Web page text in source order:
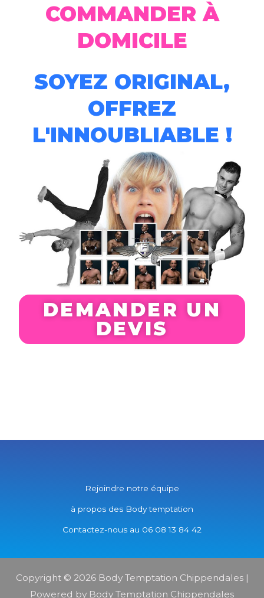
COMMANDER À
DOMICILE
SOYEZ ORIGINAL,
OFFREZ
L'INNOUBLIABLE !
DEMANDER UN
DEVIS
Rejoindre notre équipe
à propos des Body temptation
Contactez-nous au 06 08 13 84 42
Copyright © 2026 Body Temptation Chippendales |
Powered by Body Temptation Chippendales